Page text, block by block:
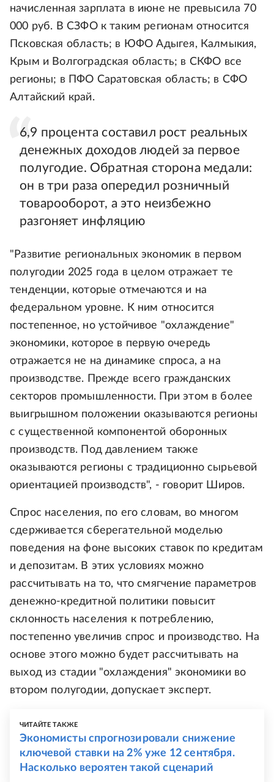
начисленная зарплата в июне не превысила 70
000 руб. В СЗФО к таким регионам относится
Псковская область; в ЮФО Адыгея, Калмыкия,
Крым и Волгоградская область; в СКФО все
регионы; в ПФО Саратовская область; в СФО
Алтайский край.
6,9 процента составил рост реальных
денежных доходов людей за первое
полугодие. Обратная сторона медали:
он в три раза опередил розничный
товарооборот, а это неизбежно
разгоняет инфляцию
"Развитие региональных экономик в первом
полугодии 2025 года в целом отражает те
тенденции, которые отмечаются и на
федеральном уровне. К ним относится
постепенное, но устойчивое "охлаждение"
экономики, которое в первую очередь
отражается не на динамике спроса, а на
производстве. Прежде всего гражданских
секторов промышленности. При этом в более
выигрышном положении оказываются регионы
с существенной компонентой оборонных
производств. Под давлением также
оказываются регионы с традиционно сырьевой
ориентацией производств", - говорит Широв.
Спрос населения, по его словам, во многом
сдерживается сберегательной моделью
поведения на фоне высоких ставок по кредитам
и депозитам. В этих условиях можно
рассчитывать на то, что смягчение параметров
денежно-кредитной политики повысит
склонность населения к потреблению,
постепенно увеличив спрос и производство. На
основе этого можно будет рассчитывать на
выход из стадии "охлаждения" экономики во
втором полугодии, допускает эксперт.
ЧИТАЙТЕ ТАКЖЕ
Экономисты спрогнозировали снижение
ключевой ставки на 2% уже 12 сентября.
Насколько вероятен такой сценарий